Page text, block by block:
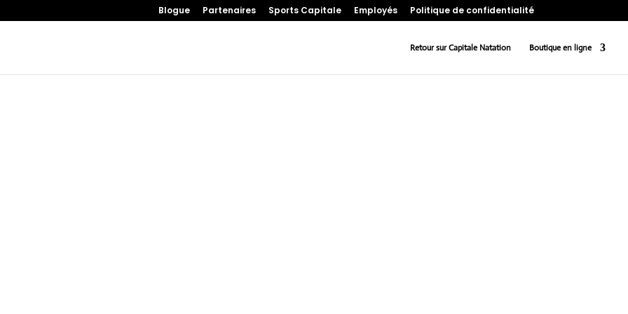
Blogue Partenaires Sports Capitale Employés Politique de confidentialité
Retour sur Capitale Natation Boutique en ligne